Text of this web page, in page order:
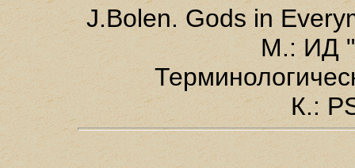
J.Bolen. Gods in
М.: ИД
К.: